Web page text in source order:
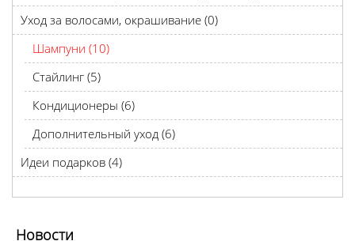
Уход за волосами, окрашивание (0)
Шампуни (10)
Стайлинг (5)
Кондиционеры (6)
Дополнительный уход (6)
Идеи подарков (4)
Новости